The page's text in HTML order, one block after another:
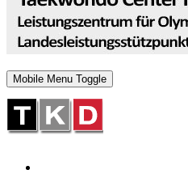
Mobile Menu Toggle